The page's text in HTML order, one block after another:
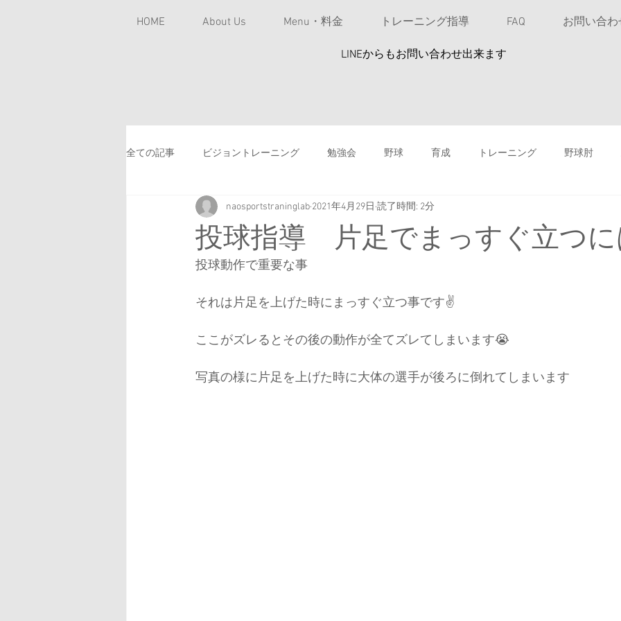
HOME About Us Menu・料金 トレーニング指導 FAQ お問い合わ
​LINEからもお問い合わせ出来ます
全ての記事 ビジョントレーニング 勉強会 野球 育成 トレーニング 野球肘
チームトレーナー 学童野球 投球指導 高校野球
スポーツ貧血 バテやすい
投球指導 片足でまっすぐ立つに
naosportstraninglab 2021年4月29日 読了時間: 2分
投球動作で重要な事
それは片足を上げた時にまっすぐ立つ事です✌️
ここがズレるとその後の動作が全てズレてしまいます😭
写真の様に片足を上げた時に大体の選手が後ろに倒れてしまいます